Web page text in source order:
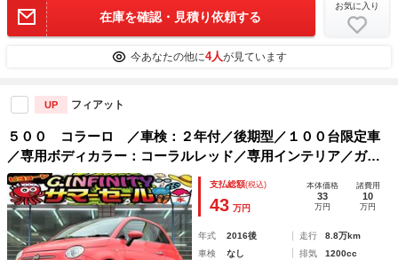
在庫を確認・見積り依頼する
お気に入り
今あなたの他に4人が見ています
UP フィアット
５００ コラーロ ／車検：２年付／後期型／１００台限定車
／専用ボディカラー：コーラルレッド／専用インテリア／ガラ
スルーフ／純正１５ＡＷ／プロジェクターＨＩＤヘッドライト
／Ｂｌｕｅｔｏｏｔｈ
支払総額(税込)
43 万円
本体価格
33
万円
諸費用
10
万円
年式 2016後 走行
8.8万km
車検
なし 排気
1200cc